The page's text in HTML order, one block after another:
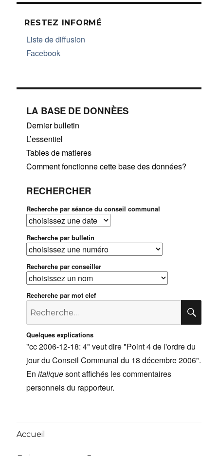
articles
ANT
RESTEZ INFORMÉ
Liste de diffusion
Facebook
LA BASE DE DONNÈES
Dernier bulletin
L’essentiel
Tables de matieres
Comment fonctionne cette base des données?
RECHERCHER
Recherche par séance du conseil communal
Recherche par bulletin
Recherche par conseiller
Recherche par mot clef
Recherche
:Quelques explications
"cc 2006-12-18: 4" veut dire "Point 4 de l'ordre du
jour du Conseil Communal du 18 décembre 2006".
Enitaliquesont affichés les commentaires
personnels du rapporteur.
Accueil